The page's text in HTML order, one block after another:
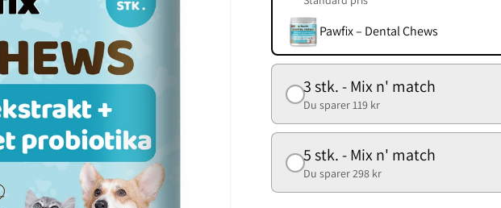
Pawfix – Dental Chews
3 stk. - Mix n' match
Du sparer 119 kr
5 stk. - Mix n' match
Du sparer 298 kr